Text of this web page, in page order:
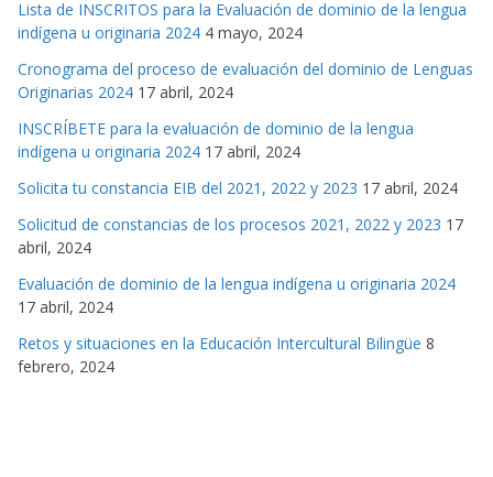
Lista de INSCRITOS para la Evaluación de dominio de la lengua
indígena u originaria 2024 4 mayo, 2024
Cronograma del proceso de evaluación del dominio de Lenguas
Originarias 2024 17 abril, 2024
INSCRÍBETE para la evaluación de dominio de la lengua
indígena u originaria 2024 17 abril, 2024
Solicita tu constancia EIB del 2021, 2022 y 2023 17 abril, 2024
Solicitud de constancias de los procesos 2021, 2022 y 2023 17
abril, 2024
Evaluación de dominio de la lengua indígena u originaria 2024
17 abril, 2024
Retos y situaciones en la Educación Intercultural Bilingüe 8
febrero, 2024